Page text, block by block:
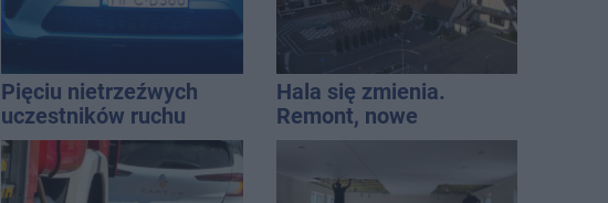
Pięciu nietrzeźwych
uczestników ruchu
wpadło w ręce policji.
Rekordzista miał 2,6
promila
Hala się zmienia.
Remont, nowe
nagłośnienie, a przed
QEMETICA ARENA